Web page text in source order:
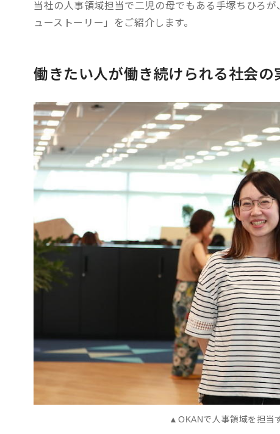
当社の人事領域担当で二児の母でもある手塚ちひろ
ューストーリー」をご紹介します。
働きたい人が働き続けられる社会
▲OKANで人事領域を担当